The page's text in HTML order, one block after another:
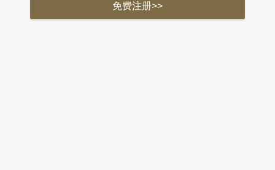
免费注册>>